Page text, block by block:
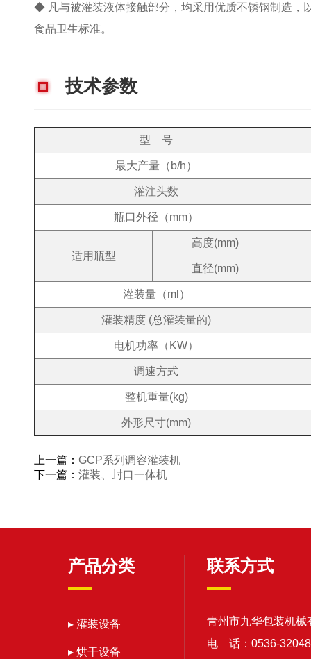
◆ 凡与被灌装液体接触部分，均采用优质不锈钢制造，
食品卫生标准。
技术参数
型 号
最大产量（b/h）
灌注头数
瓶口外径（mm）
适用瓶型
高度(mm)
直径(mm)
灌装量（ml）
灌装精度 (总灌装量的)
电机功率（KW）
调速方式
整机重量(kg)
外形尺寸(mm)
上一篇： GCP系列调容灌装机
下一篇： 灌装、封口一体机
产品分类
▸ 灌装设备
▸ 烘干设备
联系方式
青州市九华包装机械
电 话：0536-